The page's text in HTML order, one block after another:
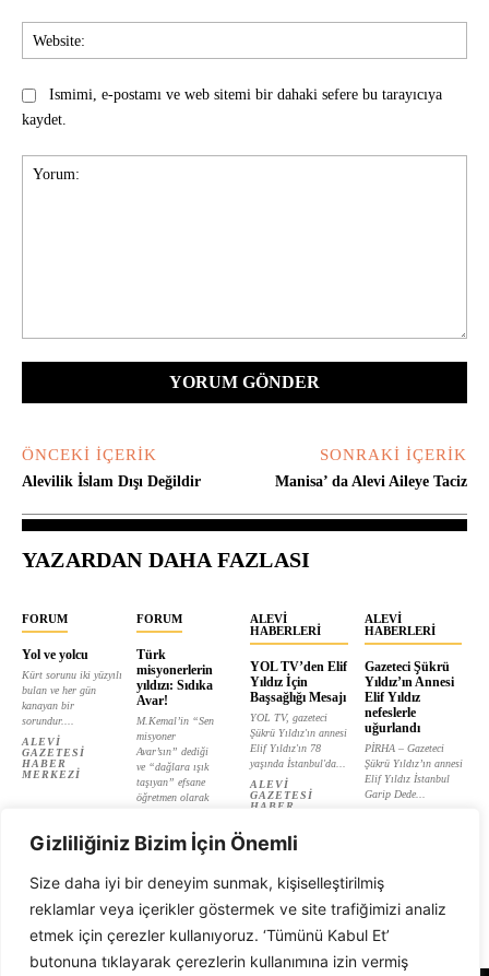
Gizliliğiniz Bizim İçin Önemli
Size daha iyi bir deneyim sunmak, kişiselleştirilmiş
reklamlar veya içerikler göstermek ve site trafiğimizi analiz
etmek için çerezler kullanıyoruz. ‘Tümünü Kabul Et’
butonuna tıklayarak çerezlerin kullanımına izin vermiş
Ismimi, e-postamı ve web sitemi bir dahaki sefere bu tarayıcıya
kaydet.
ÖNCEKI İÇERIK
Alevilik İslam Dışı Değildir
SONRAKI İÇERIK
Manisa’ da Alevi Aileye Taciz
YAZARDAN DAHA FAZLASI
FORUM
Yol ve yolcu
Kürt sorunu iki yüzyılı
bulan ve her gün
kanayan bir
sorundur....
ALEVI
GAZETESI
HABER
MERKEZI
FORUM
Türk
misyonerlerin
yıldızı: Sıdıka
Avar!
M.Kemal’in “Sen
misyoner
Avar’sın” dediği
ve “dağlara ışık
taşıyan” efsane
öğretmen olarak
ALEVI
GAZETESI
ALEVI
HABERLERI
YOL TV’den Elif
Yıldız İçin
Başsağlığı Mesajı
YOL TV, gazeteci
Şükrü Yıldız'ın annesi
Elif Yıldız'ın 78
yaşında İstanbul'da...
ALEVI
GAZETESI
HABER
ALEVI
HABERLERI
Gazeteci Şükrü
Yıldız’ın Annesi
Elif Yıldız
nefeslerle
uğurlandı
PİRHA – Gazeteci
Şükrü Yıldız’ın annesi
Elif Yıldız İstanbul
Garip Dede...